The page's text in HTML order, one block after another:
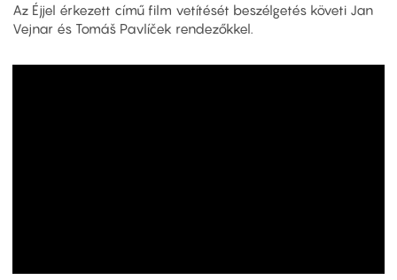
Az Éjjel érkezett című film vetítését beszélgetés követi Jan
Vejnar és Tomáš Pavlíček rendezőkkel.